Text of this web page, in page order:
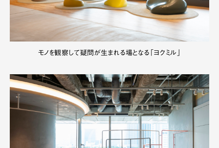
モノを観察して疑問が生まれる場となる「ヨクミル」